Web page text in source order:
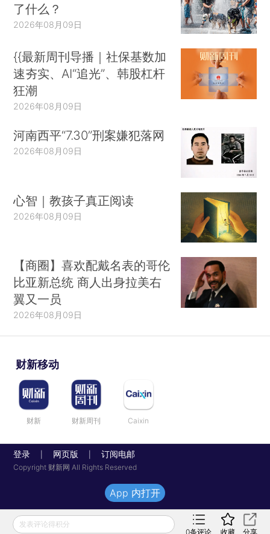
了什么？
2026年08月09日
{{最新周刊导播｜社保基数加
速夯实、AI“追光”、韩股杠杆
狂潮
2026年08月09日
河南西平“7.30”刑案嫌犯落网
2026年08月09日
心智｜教孩子真正阅读
2026年08月09日
【商圈】喜欢配戴名表的哥伦
比亚新总统 商人出身拉美右
翼又一员
2026年08月09日
财新移动
财新 财新周刊 Caixin
登录 网页版 订阅电邮
Copyright 财新网 All Rights Reserved
发表评论得积分
0条评论 收藏 分享
App 内打开